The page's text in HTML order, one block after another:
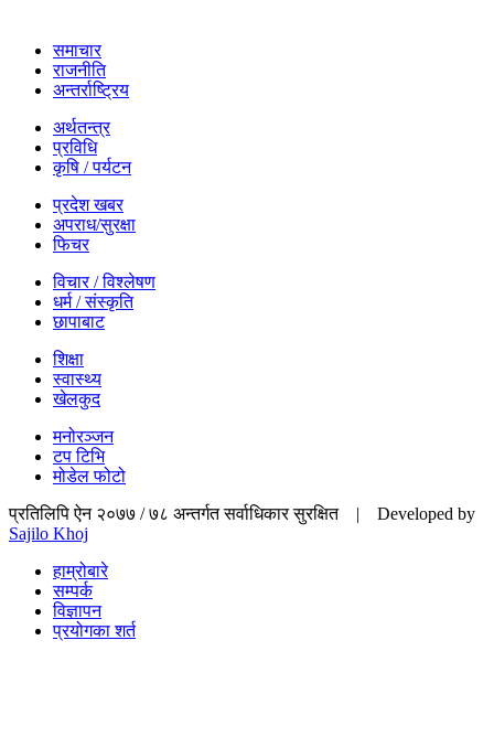
समाचार
राजनीति
अन्तर्राष्ट्रिय
अर्थतन्त्र
प्रविधि
कृषि / पर्यटन
प्रदेश खबर
अपराध/सुरक्षा
फिचर
विचार / विश्लेषण
धर्म / संस्कृति
छापाबाट
शिक्षा
स्वास्थ्य
खेलकुद
मनोरञ्जन
टप टिभि
मोडेल फोटो
प्रतिलिपि ऐन २०७७ / ७८ अन्तर्गत सर्वाधिकार सुरक्षित | Developed by
Sajilo Khoj
हाम्रोबारे
सम्पर्क
विज्ञापन
प्रयोगका शर्त